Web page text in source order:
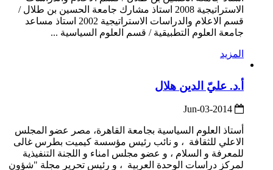
الاستراتيجية 2008 استاذ مشارك جامعة الحسين بن طلال /
قسم الاعلام والدراسات الاستراتيجية 2002 استاذ مساعد
جامعة العلوم التطبيقية / قسم العلوم السياسية ...
المزيد
أ.د. عليّ الدين هلال
أستاذ العلوم السياسية بجامعة القاهرة، مصر عضو المجلس
الاعلي للثقافة ، و نائب رئيس مؤسسة كيميت بطرس غالى
للمعرفة و السلام ، و عضو مجلس امناء و اللجنة التنفيذية
لمركز دراسات الوحدة العربية ، و رئيس تحرير مجلة "شؤون